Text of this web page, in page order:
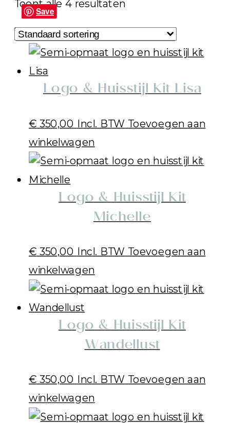
Toont alle 4 resultaten
Save
Logo & Huisstijl Kit Lisa
€ 350,00 Incl. BTW Toevoegen aan
winkelwagen
Save
Logo & Huisstijl Kit
Michelle
€ 350,00 Incl. BTW Toevoegen aan
winkelwagen
Save
Logo & Huisstijl Kit
Wandellust
€ 350,00 Incl. BTW Toevoegen aan
winkelwagen
Save